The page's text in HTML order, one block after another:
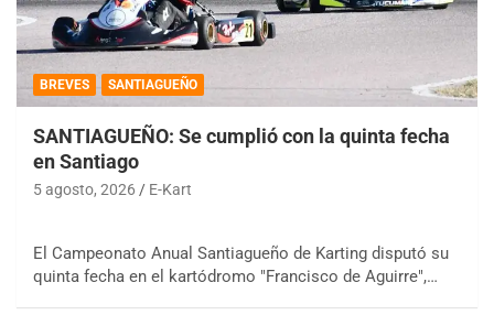
BREVES SANTIAGUEÑO
SANTIAGUEÑO: Se cumplió con la quinta fecha
en Santiago
5 agosto, 2026 E-Kart
El Campeonato Anual Santiagueño de Karting disputó su
quinta fecha en el kartódromo "Francisco de Aguirre",…